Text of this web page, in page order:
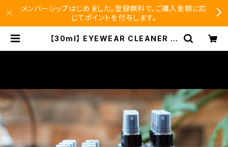
メンバーシップはじめました。登録無料で、ご購入金額に応
じてポイントを付与します。
【30ml】 EYEWEAR CLEANER ア